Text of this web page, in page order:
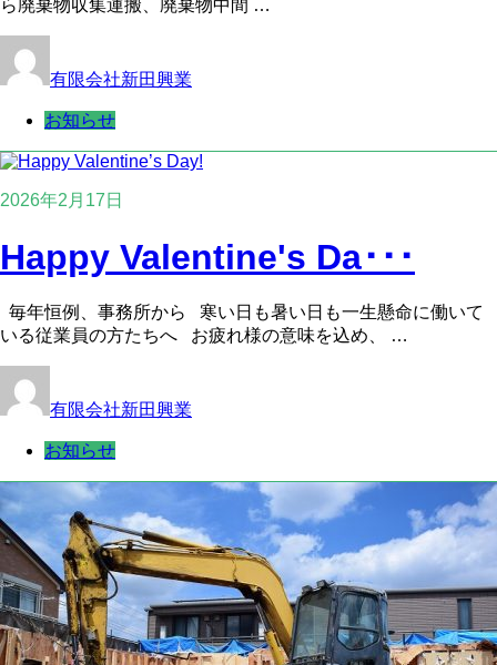
ら廃棄物収集運搬、廃棄物中間 …
有限会社新田興業
お知らせ
2026年2月17日
Happy Valentine's Da･･･
毎年恒例、事務所から 寒い日も暑い日も一生懸命に働いて
いる従業員の方たちへ お疲れ様の意味を込め、 …
有限会社新田興業
お知らせ